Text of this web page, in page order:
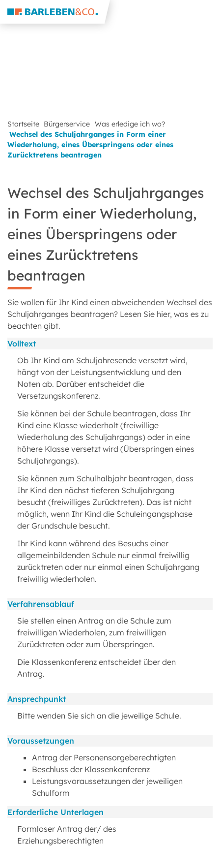
Startseite Bürgerservice Was erledige ich wo?
Wechsel des Schuljahrganges in Form einer
Wiederholung, eines Überspringens oder eines
Zurücktretens beantragen
Wechsel des Schuljahrganges
in Form einer Wiederholung,
eines Überspringens oder
eines Zurücktretens
beantragen
Sie wollen für Ihr Kind einen abweichenden Wechsel des
Schuljahrganges beantragen? Lesen Sie hier, was es zu
beachten gibt.
Volltext
Ob Ihr Kind am Schuljahresende versetzt wird,
hängt von der Leistungsentwicklung und den
Noten ab. Darüber entscheidet die
Versetzungskonferenz.
Sie können bei der Schule beantragen, dass Ihr
Kind eine Klasse wiederholt (freiwillige
Wiederholung des Schuljahrgangs) oder in eine
höhere Klasse versetzt wird (Überspringen eines
Schuljahrgangs).
Sie können zum Schulhalbjahr beantragen, dass
Ihr Kind den nächst tieferen Schuljahrgang
besucht (freiwilliges Zurücktreten). Das ist nicht
möglich, wenn Ihr Kind die Schuleingangsphase
der Grundschule besucht.
Ihr Kind kann während des Besuchs einer
allgemeinbildenden Schule nur einmal freiwillig
zurücktreten oder nur einmal einen Schuljahrgang
freiwillig wiederholen.
Verfahrensablauf
Sie stellen einen Antrag an die Schule zum
freiwilligen Wiederholen, zum freiwilligen
Zurücktreten oder zum Überspringen.
Die Klassenkonferenz entscheidet über den
Antrag.
Ansprechpunkt
Bitte wenden Sie sich an die jeweilige Schule.
Voraussetzungen
Antrag der Personensorgeberechtigten
Beschluss der Klassenkonferenz
Leistungsvoraussetzungen der jeweiligen
Schulform
Erforderliche Unterlagen
Formloser Antrag der/ des
Erziehungsberechtigten